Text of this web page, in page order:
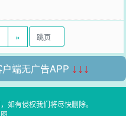
»
端无广告APP ↓↓↓
如有侵权我们将尽快删除。